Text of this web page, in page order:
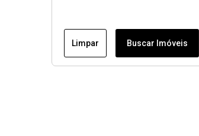
Limpar Buscar Imóveis